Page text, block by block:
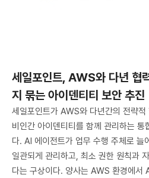
세일포인트, AWS와 다년 협
지 묶는 아이덴티티 보안 추진
세일포인트가 AWS와 다년간의 전략
비인간 아이덴티티를 함께 관리하는 통
다. AI 에이전트가 업무 수행 주체로 늘
일관되게 관리하고, 최소 권한 원칙과
다는 구상이다. 양사는 AWS 환경에서